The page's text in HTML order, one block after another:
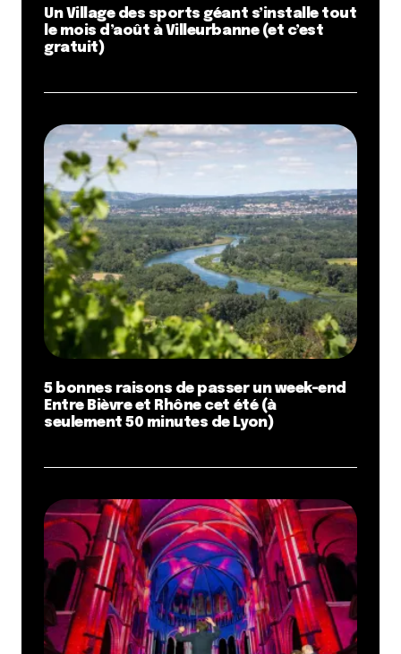
Un Village des sports géant s’installe tout
le mois d’août à Villeurbanne (et c’est
gratuit)
5 bonnes raisons de passer un week-end
Entre Bièvre et Rhône cet été (à
seulement 50 minutes de Lyon)